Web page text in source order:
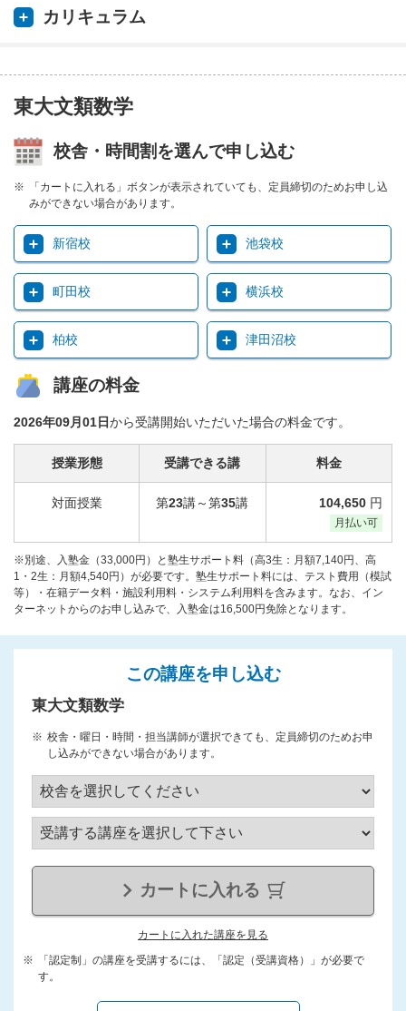
カリキュラム
東大文類数学
校舎・時間割を選んで申し込む
「カートに入れる」ボタンが表示されていても、定員締切のためお申し込
みができない場合があります。
新宿校 池袋校
町田校 横浜校
柏校 津田沼校
講座の料金
2026年09月01日から受講開始いただいた場合の料金です。
授業形態
対面授業
受講できる講
第23講～第35講
料金
104,650 円
月払い可
※別途、入塾金（33,000円）と塾生サポート料（高3生：月額7,140円、高
1・2生：月額4,540円）が必要です。塾生サポート料には、テスト費用（模試
等）・在籍データ料・施設利用料・システム利用料を含みます。なお、イン
ターネットからのお申し込みで、入塾金は16,500円免除となります。
この講座を申し込む
東大文類数学
校舎・曜日・時間・担当講師が選択できても、定員締切のためお申
し込みができない場合があります。
カートに入れる
カートに入れた講座を見る
「認定制」の講座を受講するには、「認定（受講資格）」が必要で
す。